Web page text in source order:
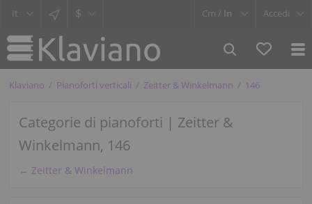
$ Cm / In Accedi
Klaviano Pianoforti verticali Zeitter & Winkelmann 146
Categorie di pianoforti | Zeitter &
Winkelmann, 146
← Zeitter & Winkelmann